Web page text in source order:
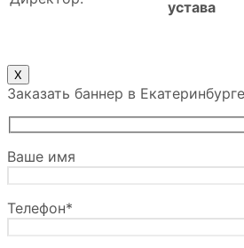
устава
X
Заказать баннер в
Ваше имя
Телефон*